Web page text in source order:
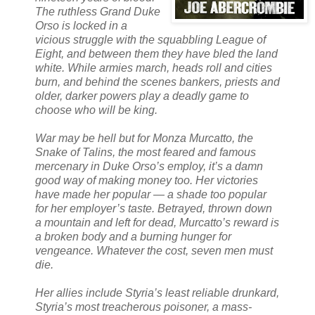
The ruthless Grand Duke
Orso is locked in a
vicious struggle with the squabbling League of
Eight, and between them they have bled the land
white. While armies march, heads roll and cities
burn, and behind the scenes bankers, priests and
older, darker powers play a deadly game to
choose who will be king.
War may be hell but for Monza Murcatto, the
Snake of Talins, the most feared and famous
mercenary in Duke Orso’s employ, it’s a damn
good way of making money too. Her victories
have made her popular — a shade too popular
for her employer’s taste. Betrayed, thrown down
a mountain and left for dead, Murcatto’s reward is
a broken body and a burning hunger for
vengeance. Whatever the cost, seven men must
die.
Her allies include Styria’s least reliable drunkard,
Styria’s most treacherous poisoner, a mass-